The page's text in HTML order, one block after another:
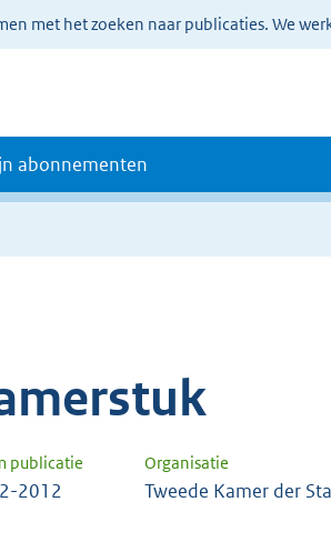
met het zoeken naar publicaties. We
abonnementen
publicatie Organisatie
2012 Tweede Kamer der